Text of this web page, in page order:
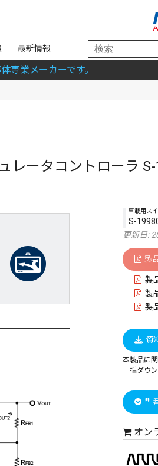
最新情報
専業メーカーです。
レータコントローラ
車載用ス
S-
更新日:
製
製
製
製
資
本製品に
一括ダウ
型
オン